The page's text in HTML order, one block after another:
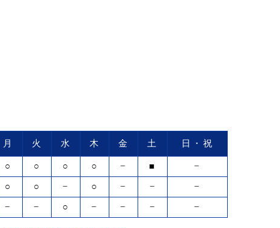
月 火 水 木 金 土 日・祝
○ ○ ○ ○ − ■ −
○ ○ − ○ − − −
− − ○ − − − −